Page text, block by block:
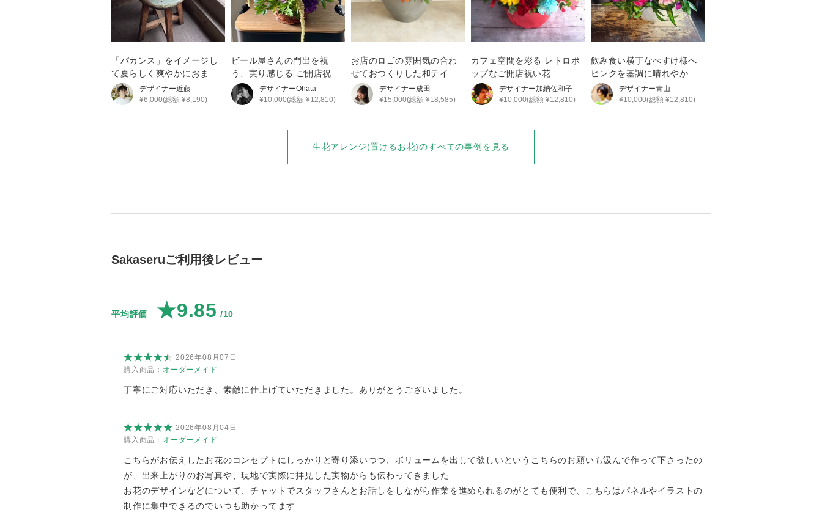
「バカンス」をイメージし
て夏らしく爽やかにおまと
めしたアレンジメント
デザイナー近藤
¥6,000(総額 ¥8,190)
ビール屋さんの門出を祝
う、実り感じる ご開店祝い
花
デザイナーOhata
¥10,000(総額 ¥12,810)
お店のロゴの雰囲気の合わ
せておつくりした和テイス
トな生花アレンジ
デザイナー成田
¥15,000(総額 ¥18,585)
カフェ空間を彩る レトロポ
ップなご開店祝い花
デザイナー加納佐和子
¥10,000(総額 ¥12,810)
飲み食い横丁なべすけ様へ
ピンクを基調に晴れやかな
雰囲気でおつくりした周年
祝い花
デザイナー青山
¥10,000(総額 ¥12,810)
生花アレンジ(置けるお花)のすべての事例を見る
Sakaseruご利用後レビュー
平均評価 ★9.85 /10
2026年08月07日
購入商品： オーダーメイド
丁寧にご対応いただき、素敵に仕上げていただきました。ありがとうございました。
2026年08月04日
購入商品： オーダーメイド
こちらがお伝えしたお花のコンセプトにしっかりと寄り添いつつ、ボリュームを出して欲しいというこちらのお願いも汲んで作って下さったの
が、出来上がりのお写真や、現地で実際に拝見した実物からも伝わってきました
お花のデザインなどについて、チャットでスタッフさんとお話しをしながら作業を進められるのがとても便利で、こちらはパネルやイラストの
制作に集中できるのでいつも助かってます